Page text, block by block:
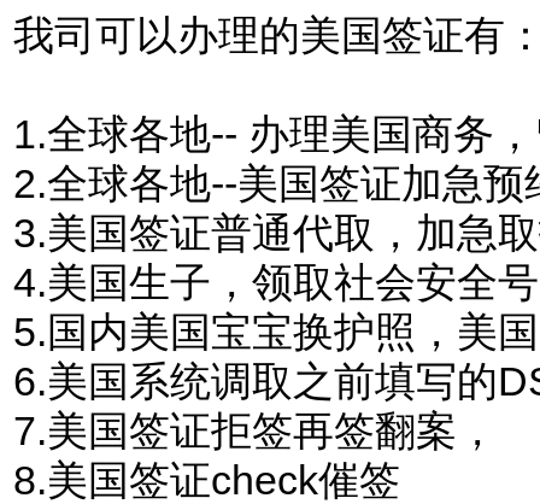
我司可以办理的美国签证有
1.全球各地-- 办理美国商务
2.全球各地--美国签证加急预
3.美国签证普通代取，加急
4.美国生子，领取社会安全
5.国内美国宝宝换护照，美
6.美国系统调取之前填写的
7.美国签证拒签再签翻案，
8.美国签证check催签